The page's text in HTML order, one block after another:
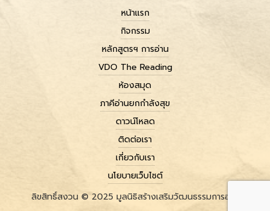
หน้าแรก
กิจกรรม
หลักสูตรฯ การอ่าน
VDO The Reading
ห้องสมุด
ภาคีอ่านยกกำลังสุข
ดาวน์โหลด
ติดต่อเรา
เกี่ยวกับเรา
นโยบายเว็บไซต์
ลิขสิทธิ์สงวน © 2025 มูลนิธิสร้างเสริมวัฒนธรรมการอ่าน